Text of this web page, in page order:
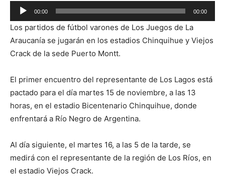
Reproductor
de
audio
00:00 00:00
Los partidos de fútbol varones de Los Juegos de La
Araucanía se jugarán en los estadios Chinquihue y Viejos
Crack de la sede Puerto Montt.
El primer encuentro del representante de Los Lagos está
pactado para el día martes 15 de noviembre, a las 13
horas, en el estadio Bicentenario Chinquihue, donde
enfrentará a Río Negro de Argentina.
Al día siguiente, el martes 16, a las 5 de la tarde, se
medirá con el representante de la región de Los Ríos, en
el estadio Viejos Crack.